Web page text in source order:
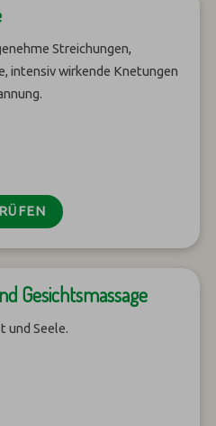
Streichungen,
intensiv wirkende Knetungen
Gesichtsmassage
und Seele.